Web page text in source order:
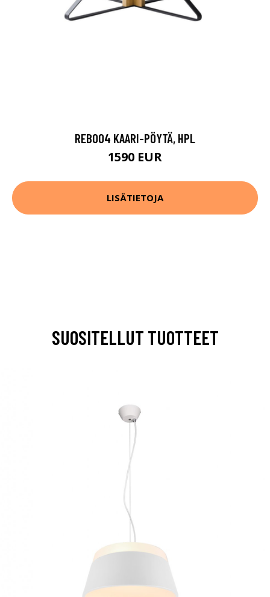
REB004 KAARI-PÖYTÄ, HPL
1590 EUR
LISÄTIETOJA
SUOSITELLUT TUOTTEET